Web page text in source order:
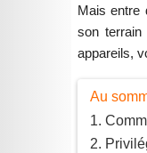
Mais entre
son
appareils,
Au